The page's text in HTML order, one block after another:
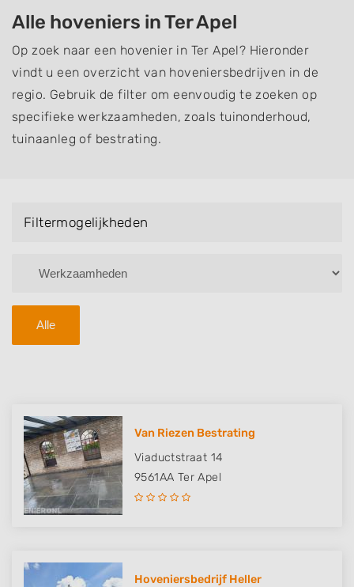
Alle hoveniers in Ter Apel
Op zoek naar een hovenier in Ter Apel? Hieronder
vindt u een overzicht van hoveniersbedrijven in de
regio. Gebruik de filter om eenvoudig te zoeken op
specifieke werkzaamheden, zoals tuinonderhoud,
tuinaanleg of bestrating.
Filtermogelijkheden
Alle
Van Riezen Bestrating
Viaductstraat 14
9561AA Ter Apel
Hoveniersbedrijf Heller